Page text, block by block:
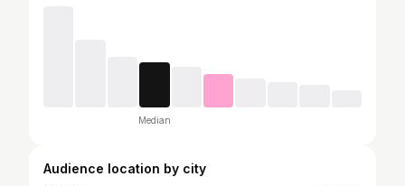
Median
Audience location by city